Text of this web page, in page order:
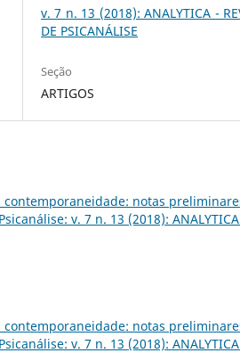
v. 7 n. 13 (2018): ANALYTICA -
DE PSICANÁLISE
Seção
ARTIGOS
contemporaneidade: notas
v. 7 n. 13 (2018):
contemporaneidade: notas
v. 7 n. 13 (2018):